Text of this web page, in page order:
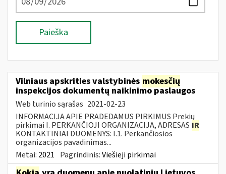
Paieška
Vilniaus apskrities valstybinės mokesčių
inspekcijos dokumentų naikinimo paslaugos
Web turinio sąrašas 2021-02-23
INFORMACIJA APIE PRADEDAMUS PIRKIMUS Prekių
pirkimai I. PERKANČIOJI ORGANIZACIJA, ADRESAS IR
KONTAKTINIAI DUOMENYS: I.1. Perkančiosios
organizacijos pavadinimas...
Metai: 2021 Pagrindinis:Viešieji pirkimai